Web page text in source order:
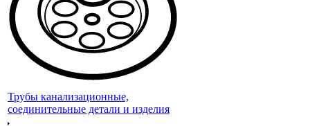
Трубы канализационные,
соединительные детали и изделия